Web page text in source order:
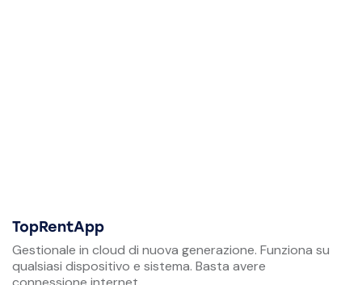
TopRentApp
Gestionale in cloud di nuova generazione. Funziona su
qualsiasi dispositivo e sistema. Basta avere